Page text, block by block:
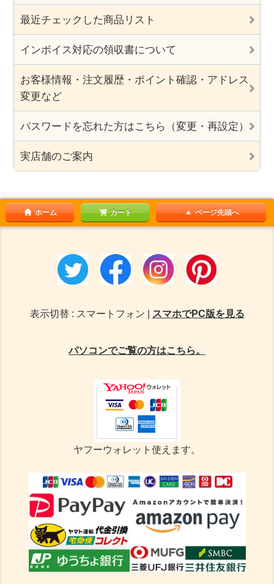
最近チェックした商品リスト
インボイス対応の領収書について
お客様情報・注文履歴・ポイント確認・アドレス
変更など
パスワードを忘れた方はこちら（変更・再設定）
実店舗のご案内
ホーム カート ページ先頭へ
表示切替 : スマートフォン | スマホでPC版を見る
パソコンでご覧の方はこちら。
ヤフーウォレット使えます。